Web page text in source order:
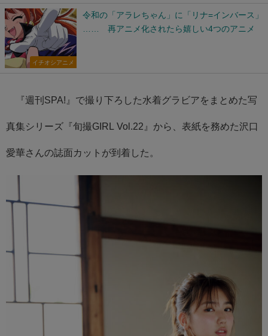
イチオシアニメ
令和の「アラレちゃん」に「リナ=インバース」
…… 再アニメ化されたら嬉しい4つのアニメ
『週刊SPA!』で撮り下ろした水着グラビアをまとめた写
真集シリーズ『旬撮GIRL Vol.22』から、表紙を務めた沢口
愛華さんの誌面カットが到着した。